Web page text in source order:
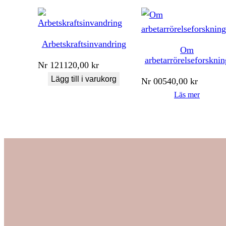
Arbetskraftsinvandring
Nr 121120,00kr
Lägg till i varukorg
Om
Nr 00540,00 kr
Läs mer